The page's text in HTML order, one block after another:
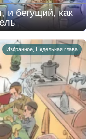
и бегущий, как
Избранное Недельная глава